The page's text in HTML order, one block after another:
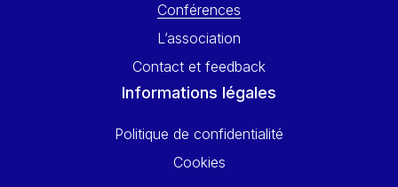
Conférences
L’association
Contact et feedback
Informations légales
Politique de confidentialité
Cookies